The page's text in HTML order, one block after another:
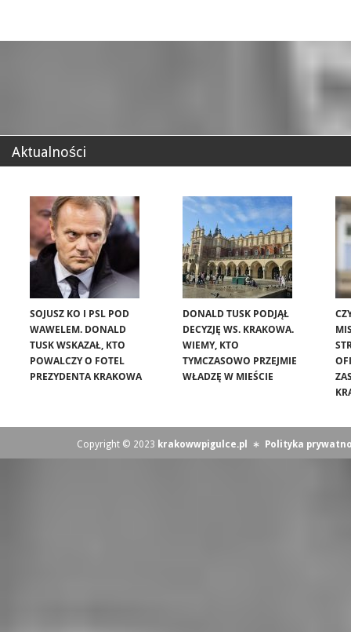
Aktualności
SOJUSZ KO I PSL POD
WAWELEM. DONALD
TUSK WSKAZAŁ, KTO
POWALCZY O FOTEL
PREZYDENTA KRAKOWA
DONALD TUSK PODJĄŁ
DECYZJĘ WS. KRAKOWA.
WIEMY, KTO
TYMCZASOWO PRZEJMIE
WŁADZĘ W MIEŚCIE
Copyright © 2023 krakowwpigulce.pl ∗ Polityka